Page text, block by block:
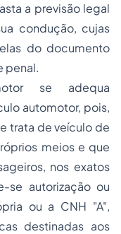
a previsão legal
condução, cujas
do documento
penal.
se adequa
automotor, pois,
trata de veículo de
meios e que
nos exatos
se autorização ou
ou a CNH "A",
destinadas aos